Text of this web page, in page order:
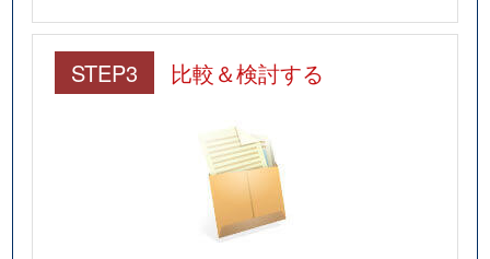
STEP3 比較＆検討する